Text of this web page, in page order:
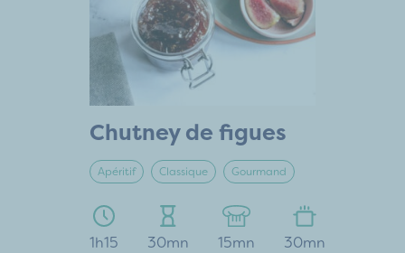
Chutney de figues
Apéritif Classique Gourmand
1h15 30mn 15mn 30mn